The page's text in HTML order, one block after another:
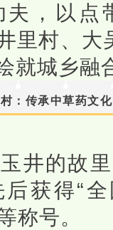
夫，以点
里村、大
就城乡融
：传承中草药文
井的故
获得“
称号。